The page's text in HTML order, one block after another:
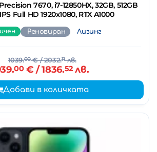
7670, i7-12850HX, 32GB, 512GB
Full HD 1920x1080, RTX A1000
Реновиран Лизинг
1039.00€/ 2032.11лв.
00€ / 1836.52лв.
Добави в количката